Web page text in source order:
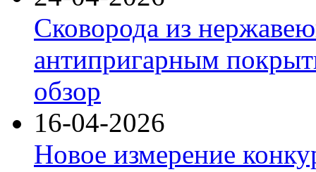
Сковорода из
антипригарным
обзор
16-04-2026
Новое измерение